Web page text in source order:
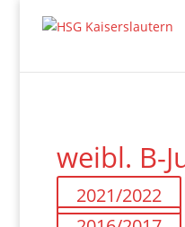
weibl. B-
2021/2022